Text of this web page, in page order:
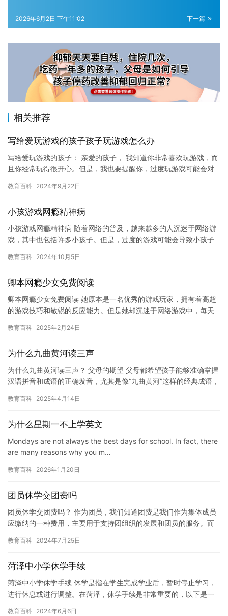
下一篇
2026年6月2日 下午11:02
相关推荐
写给爱玩游戏的孩子孩子玩游戏怎么办
写给爱玩游戏的孩子： 亲爱的孩子， 我知道你非常喜欢玩游戏，而
且你经常玩得很开心。但是，我也要提醒你，过度玩游戏可能会对
绩…
教育百科 2024年9月22日
小孩游戏网瘾精神病
小孩游戏网瘾精神病 随着网络的普及，越来越多的人沉迷于网络游
戏，其中也包括许多小孩子。但是，过度的游戏可能会导致小孩子
的…
教育百科 2024年10月5日
卿本网瘾少女免费阅读
卿本网瘾少女免费阅读 她原本是一名优秀的游戏玩家，拥有着高超
的游戏技巧和敏锐的反应能力。但是她却沉迷于网络游戏中，每天
“网…
教育百科 2025年2月24日
为什么九曲黄河读三声
为什么九曲黄河读三声？ 父母的期望 父母都希望孩子能够准确掌握
汉语拼音和成语的正确发音，尤其是像“九曲黄河”这样的经典成语，
教育百科 2025年4月14日
为什么星期一不上学英文
Mondays are not always the best days for school. In fact, there
are many reasons why you m…
教育百科 2026年1月20日
团员休学交团费吗
团员休学交团费吗？ 作为团员，我们知道团费是我们作为集体成员
应缴纳的一种费用，主要用于支持团组织的发展和团员的服务。而
运作…
教育百科 2024年7月25日
菏泽中小学休学手续
菏泽中小学休学手续 休学是指在学生完成学业后，暂时停止学习，
进行休息或进行调整。在菏泽，休学手续是非常重要的，以下是一
教育百科 2024年6月6日